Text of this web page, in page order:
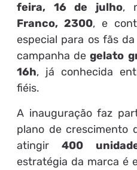
feira, 16 de julho,
Franco, 2300, e
especial para os fãs
campanha degelato
16h, já conhecida
fiéis.
A inauguração faz
plano de crescimento
atingir 400
estratégia da marca é